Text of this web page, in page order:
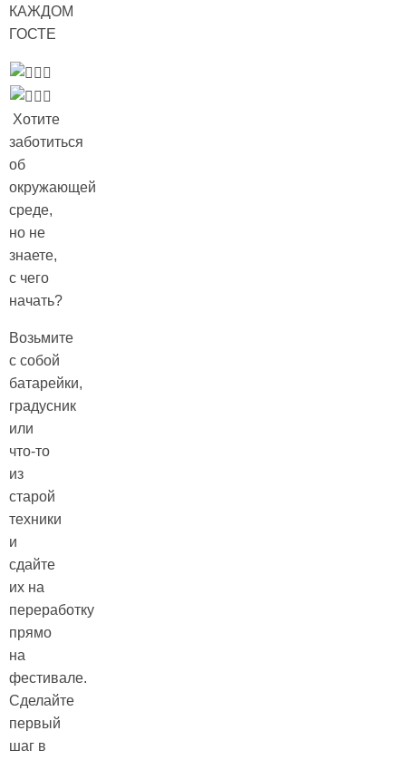
КАЖДОМ
ГОСТЕ
Хотите
заботиться
об
окружающей
среде,
но не
знаете,
с чего
начать?
Возьмите
с собой
батарейки,
градусник
или
что-то
из
старой
техники
и
сдайте
их на
переработку
прямо
на
фестивале.
Сделайте
первый
шаг в